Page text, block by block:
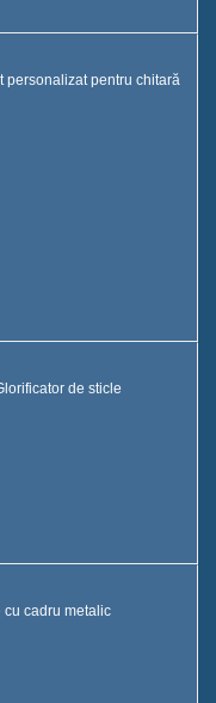
personalizat pentru chitară
de sticle
cadru metalic